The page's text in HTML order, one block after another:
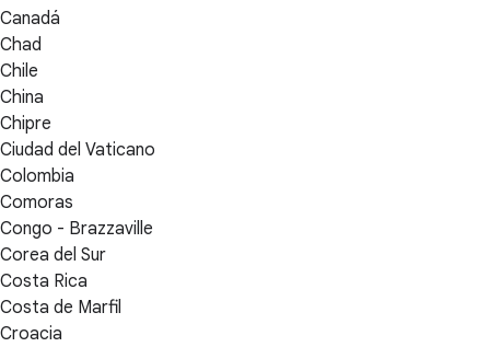
Canadá
Chad
Chile
China
Chipre
Ciudad del Vaticano
Colombia
Comoras
Congo - Brazzaville
Corea del Sur
Costa Rica
Costa de Marfil
Croacia